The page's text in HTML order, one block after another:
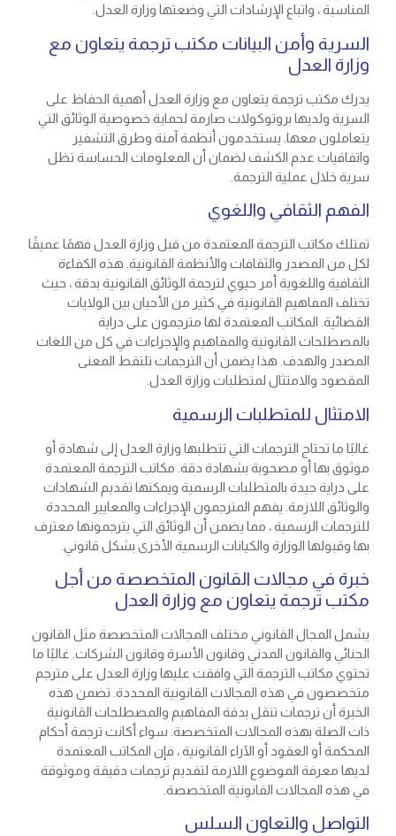
المناسبة ، واتباع الإرشادات التي وضعتها وزارة العدل.
السرية وأمن البيانات مكتب ترجمة يتعاون مع
وزارة العدل
يدرك مكتب ترجمة يتعاون مع وزارة العدل أهمية الحفاظ على
السرية ولديها بروتوكولات صارمة لحماية خصوصية الوثائق التي
يتعاملون معها. يستخدمون أنظمة آمنة وطرق التشفير
واتفاقيات عدم الكشف لضمان أن المعلومات الحساسة تظل
سرية خلال عملية الترجمة.
الفهم الثقافي واللغوي
تمتلك مكاتب الترجمة المعتمدة من قبل وزارة العدل فهمًا عميقًا
لكل من المصدر والثقافات والأنظمة القانونية. هذه الكفاءة
الثقافية واللغوية أمر حيوي لترجمة الوثائق القانونية بدقة ، حيث
تختلف المفاهيم القانونية في كثير من الأحيان بين الولايات
القضائية. المكاتب المعتمدة لها مترجمون على دراية
بالمصطلحات القانونية والمفاهيم والإجراءات في كل من اللغات
المصدر والهدف. هذا يضمن أن الترجمات تلتقط المعنى
المقصود والامتثال لمتطلبات وزارة العدل.
الامتثال للمتطلبات الرسمية
غالبًا ما تحتاج الترجمات التي تتطلبها وزارة العدل إلى شهادة أو
موثوق بها أو مصحوبة بشهادة دقة. مكاتب الترجمة المعتمدة
على دراية جيدة بالمتطلبات الرسمية ويمكنها تقديم الشهادات
والوثائق اللازمة. يفهم المترجمون الإجراءات والمعايير المحددة
للترجمات الرسمية ، مما يضمن أن الوثائق التي يترجمونها معترف
بها وقبولها الوزارة والكيانات الرسمية الأخرى بشكل قانوني.
خبرة في مجالات القانون المتخصصة من أجل
مكتب ترجمة يتعاون مع وزارة العدل
يشمل المجال القانوني مختلف المجالات المتخصصة مثل القانون
الجنائي والقانون المدني وقانون الأسرة وقانون الشركات. غالبًا ما
تحتوي مكاتب الترجمة التي وافقت عليها وزارة العدل على مترجم
متخصصون في هذه المجالات القانونية المحددة. تضمن هذه
الخبرة أن ترجمات تنقل بدقة المفاهيم والمصطلحات القانونية
ذات الصلة بهذه المجالات المتخصصة. سواء أكانت ترجمة أحكام
المحكمة أو العقود أو الآراء القانونية ، فإن المكاتب المعتمدة
لديها معرفة الموضوع اللازمة لتقديم ترجمات دقيقة وموثوقة
في هذه المجالات القانونية المتخصصة.
التواصل والتعاون السلس